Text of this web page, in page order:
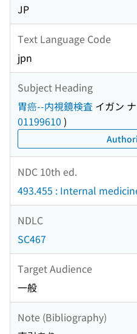
JP
Text Language Code
jpn
Subject Heading
胃癌--内視鏡検査 イガン
01199610 )
NDC 10th ed.
493.455 : Internal
NDLC
SC467
Target Audience
一般
Note (Bibliography)